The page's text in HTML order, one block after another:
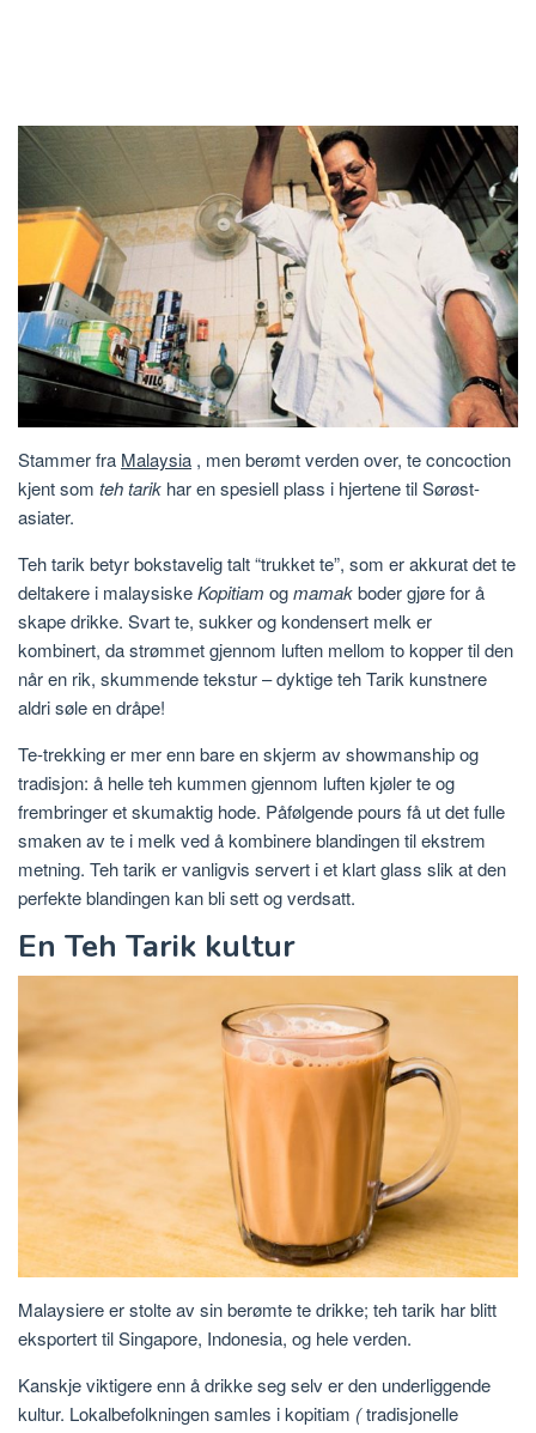
Stammer fra Malaysia , men berømt verden over, te concoction
kjent som teh tarik har en spesiell plass i hjertene til Sørøst-
asiater.
Teh tarik betyr bokstavelig talt “trukket te”, som er akkurat det te
deltakere i malaysiskeKopitiam ogmamakboder gjøre for å
skape drikke. Svart te, sukker og kondensert melk er
kombinert, da strømmet gjennom luften mellom to kopper til den
når en rik, skummende tekstur – dyktige teh Tarik kunstnere
aldri søle en dråpe!
Te-trekking er mer enn bare en skjerm av showmanship og
tradisjon: å helle teh kummen gjennom luften kjøler te og
frembringer et skumaktig hode. Påfølgende pours få ut det fulle
smaken av te i melk ved å kombinere blandingen til ekstrem
metning. Teh tarik er vanligvis servert i et klart glass slik at den
perfekte blandingen kan bli sett og verdsatt.
En Teh Tarik kultur
Malaysiere er stolte av sin berømte te drikke; teh tarik har blitt
eksportert til Singapore, Indonesia, og hele verden.
Kanskje viktigere enn å drikke seg selv er den underliggende
kultur. Lokalbefolkningen samles i kopitiam (tradisjonelle